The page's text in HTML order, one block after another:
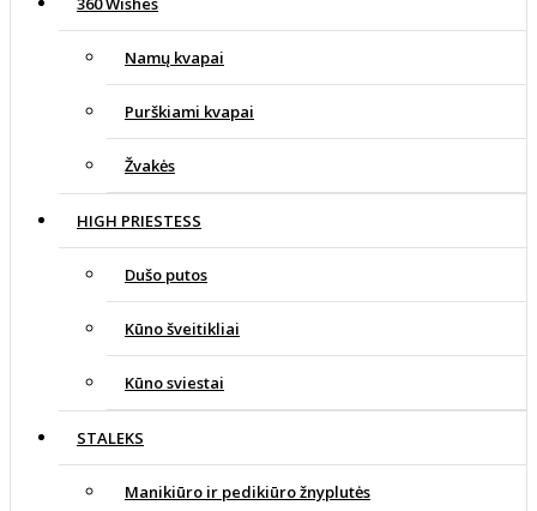
Namų kvapai
Purškiami kvapai
Žvakės
HIGH PRIESTESS
Dušo putos
Kūno šveitikliai
Kūno sviestai
STALEKS
Manikiūro ir pedikiūro žnyplutės